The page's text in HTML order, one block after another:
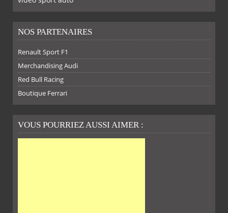
SUR SUR SUR SUR
NOS PARTENAIRES
Renault Sport F1
Merchandising Audi
Red Bull Racing
Boutique Ferrari
VOUS POURRIEZ AUSSI AIMER :